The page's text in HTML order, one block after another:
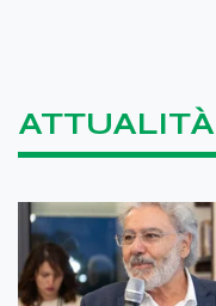
ATTUALITÀ